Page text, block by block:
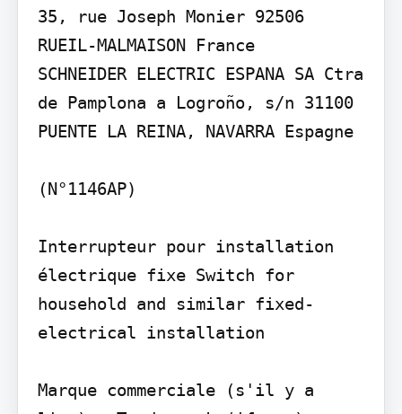
35, rue Joseph Monier 92506
RUEIL-MALMAISON France
SCHNEIDER ELECTRIC ESPANA SA Ctra
de Pamplona a Logroño, s/n 31100
PUENTE LA REINA, NAVARRA Espagne
(N°1146AP)
Interrupteur pour installation
électrique fixe Switch for
household and similar fixed-
electrical installation
Marque commerciale (s'il y a